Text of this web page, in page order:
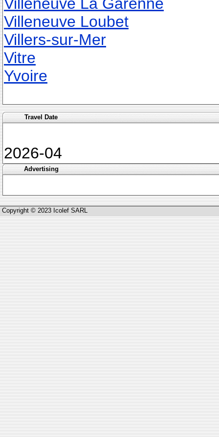
Villeneuve Loubet
Villers-sur-Mer
Vitre
Yvoire
Travel Date
2026-04
Advertising
Copyright © 2023 Icolef SARL